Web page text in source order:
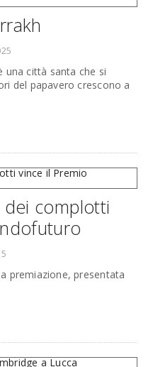
una città santa che si
del papavero crescono a
complotti
premiazione, presentata